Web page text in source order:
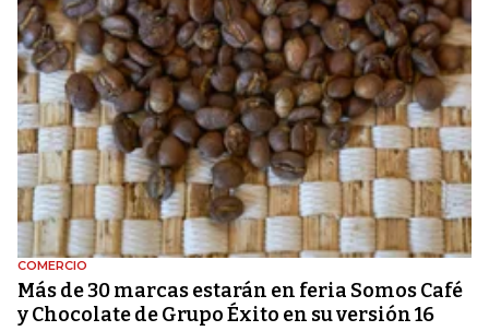
COMERCIO
Más de 30 marcas estarán en feria Somos Café
y Chocolate de Grupo Éxito en su versión 16